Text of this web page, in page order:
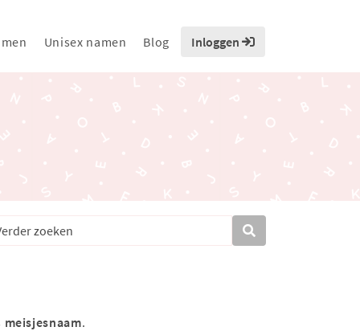
Unisex namen Blog Inloggen
meisjesnaam.